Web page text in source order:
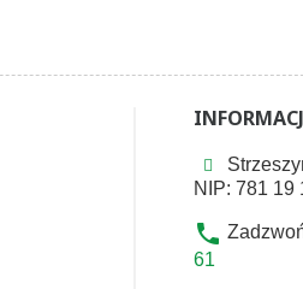
NIP: 781 19
phone
61